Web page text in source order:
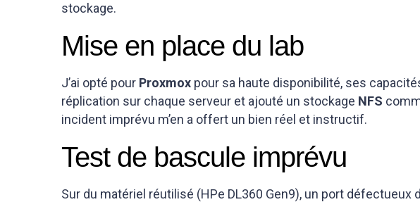
stockage.
Mise en place du lab
J’ai opté pour Proxmox pour sa haute disponibilité, ses
réplication sur chaque serveur et ajouté un stockage NFS
incident imprévu m’en a offert un bien réel et instructif.
Test de bascule imprévu
Sur du matériel réutilisé (HPe DL360 Gen9), un port défectueux